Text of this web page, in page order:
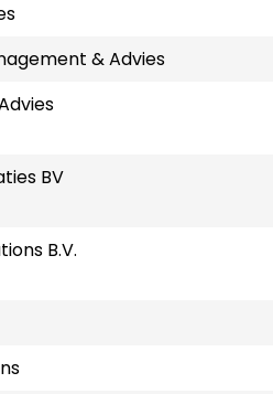
& Advies
BV
B.V.